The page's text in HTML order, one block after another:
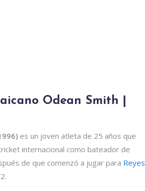
Odean Smith |
es un joven atleta de 25 años que
internacional como bateador de
de que comenzó a jugar para Reyes